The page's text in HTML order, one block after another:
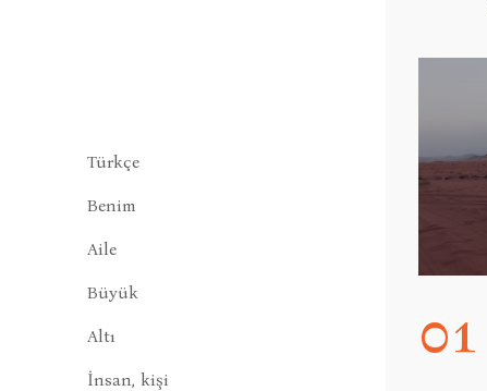
Türkçe
Benim
Aile
Büyük
Altı
İnsan, kişi
01